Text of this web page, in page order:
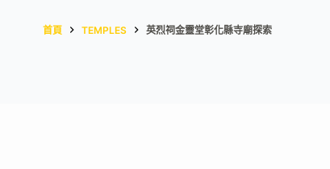
首頁 TEMPLES 英烈祠金靈堂彰化縣寺廟探索